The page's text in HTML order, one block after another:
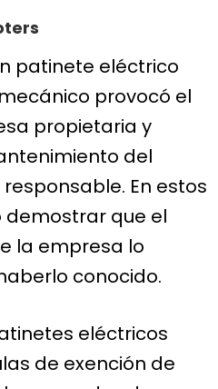
patinete eléctrico
provocó el
propietaria y
del
En estos
demostrar que el
la empresa lo
conocido.
eléctricos
de exención de